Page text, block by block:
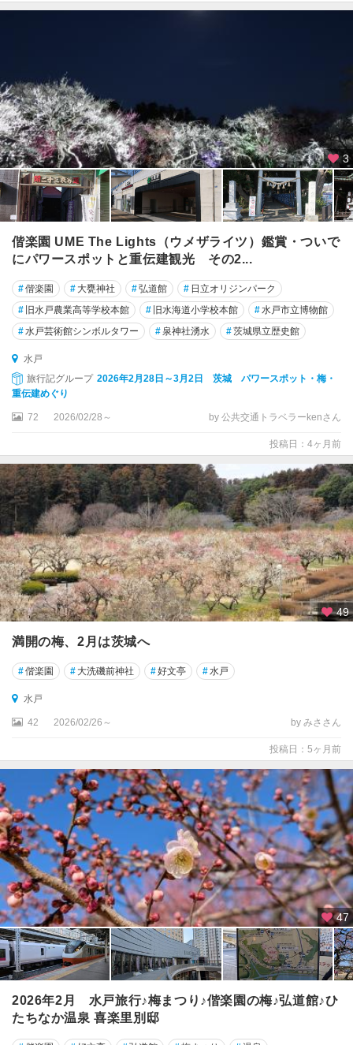
3
偕楽園 UME The Lights（ウメザライツ）鑑賞・ついで
にパワースポットと重伝建観光 その2...
#偕楽園 # 大甕神社 #弘道館 # 日立オリジンパーク
# 旧水戸農業高等学校本館 # 旧水海道小学校本館 #水戸市立博物館
#水戸芸術館シンボルタワー # 泉神社湧水 #茨城県立歴史館
水戸
旅行記グループ 2026年2月28日～3月2日 茨城 パワースポット・梅・
重伝建めぐり
72 2026/02/28～ by 公共交通トラベラーkenさん
投稿日：4ヶ月前
49
満開の梅、2月は茨城へ
#偕楽園 # 大洗磯前神社 #好文亭 #水戸
水戸
42 2026/02/26～ by みささん
投稿日：5ヶ月前
47
2026年2月 水戸旅行♪梅まつり♪偕楽園の梅♪弘道館♪ひ
たちなか温泉 喜楽里別邸